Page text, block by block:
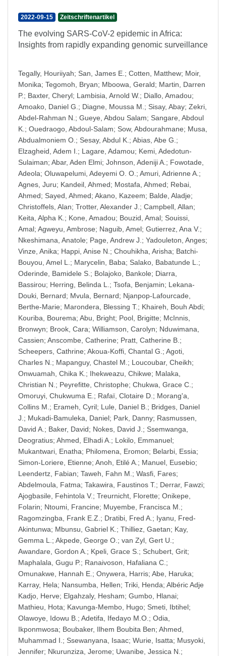
2022-09-15 Zeitschriftenartikel
The evolving SARS-CoV-2 epidemic in Africa:
Insights from rapidly expanding genomic surveillance
Tegally, Houriiyah; San, James E. ; Cotten, Matthew; Moir,
Monika; Tegomoh, Bryan; Mboowa, Gerald; Martin, Darren
P.; Baxter, Cheryl; Lambisia, Arnold W. ; Diallo, Amadou;
Amoako, Daniel G. ; Diagne, Moussa M. ; Sisay, Abay; Zekri,
Abdel-Rahman N. ; Gueye, Abdou Salam; Sangare, Abdoul
K. ; Ouedraogo, Abdoul-Salam; Sow, Abdourahmane; Musa,
Abdualmoniem O. ; Sesay, Abdul K. ; Abias, Abe G. ;
Elzagheid, Adem I. ; Lagare, Adamou; Kemi, Adedotun-
Sulaiman; Abar, Aden Elmi; Johnson, Adeniji A. ; Fowotade,
Adeola; Oluwapelumi, Adeyemi O. O. ; Amuri, Adrienne A. ;
Agnes, Juru; Kandeil, Ahmed; Mostafa, Ahmed; Rebai,
Ahmed; Sayed, Ahmed; Akano, Kazeem; Balde, Aladje;
Christoffels, Alan; Trotter, Alexander J. ; Campbell, Allan;
Keita, Alpha K. ; Kone, Amadou; Bouzid, Amal; Souissi,
Amal; Agweyu, Ambrose; Naguib, Amel; Gutierrez, Ana V. ;
Nkeshimana, Anatole; Page, Andrew J. ; Yadouleton, Anges;
Vinze, Anika; Happi, Anise N. ; Chouhikha, Arisha; Batchi-
Bouyou, Amel L. ; Marycelin, Baba; Salako, Babatunde L. ;
Oderinde, Bamidele S. ; Bolajoko, Bankole; Diarra,
Bassirou; Herring, Belinda L. ; Tsofa, Benjamin; Lekana-
Douki, Bernard; Mvula, Bernard; Njanpop-Lafourcade,
Berthe-Marie; Marondera, Blessing T.; Khaireh, Bouh Abdi;
Kouriba, Bourema; Abu, Bright; Pool, Brigitte; McInnis,
Bronwyn; Brook, Cara; Williamson, Carolyn; Nduwimana,
Cassien; Anscombe, Catherine; Pratt, Catherine B. ;
Scheepers, Cathrine; Akoua-Koffi, Chantal G. ; Agoti,
Charles N. ; Mapanguy, Chastel M. ; Loucoubar, Cheikh;
Onwuamah, Chika K. ; Ihekweazu, Chikwe; Malaka,
Christian N. ; Peyrefitte, Christophe; Chukwa, Grace C. ;
Omoruyi, Chukwuma E. ; Rafaï, Clotaire D. ; Morang'a,
Collins M. ; Erameh, Cyril; Lule, Daniel B. ; Bridges, Daniel
J. ; Mukadi-Bamuleka, Daniel; Park, Danny; Rasmussen,
David A. ; Baker, David; Nokes, David J. ; Ssemwanga,
Deogratius; Ahmed, Elhadi A. ; Lokilo, Emmanuel;
Mukantwari, Enatha; Philomena, Eromon; Belarbi, Essia;
Simon-Loriere, Etienne; Anoh, Etilé A. ; Manuel, Eusebio;
Leendertz, Fabian; Taweh, Fahn M. ; Wasfi, Fares;
Abdelmoula, Fatma; Takawira, Faustinos T.; Derrar, Fawzi;
Ajogbasile, Fehintola V. ; Treurnicht, Florette; Onikepe,
Folarin; Ntoumi, Francine; Muyembe, Francisca M. ;
Ragomzingba, Frank E.Z. ; Dratibi, Fred A. ; Iyanu, Fred-
Akintunwa; Mbunsu, Gabriel K. ; Thilliez, Gaetan; Kay,
Gemma L. ; Akpede, George O. ; van Zyl, Gert U. ;
Awandare, Gordon A. ; Kpeli, Grace S. ; Schubert, Grit;
Maphalala, Gugu P.; Ranaivoson, Hafaliana C. ;
Omunakwe, Hannah E. ; Onywera, Harris; Abe, Haruka;
Karray, Hela; Nansumba, Hellen; Triki, Henda; Albéric Adje
Kadjo, Herve; Elgahzaly, Hesham; Gumbo, Hlanai;
Mathieu, Hota; Kavunga-Membo, Hugo; Smeti, Ibtihel;
Olawoye, Idowu B. ; Adetifa, Ifedayo M.O. ; Odia,
Ikponmwosa; Boubaker, Ilhem Boubita Ben; Ahmed,
Muhammad I. ; Ssewanyana, Isaac; Wurie, Isatta; Musyoki,
Jennifer; Nkurunziza, Jerome; Uwanibe, Jessica N. ;